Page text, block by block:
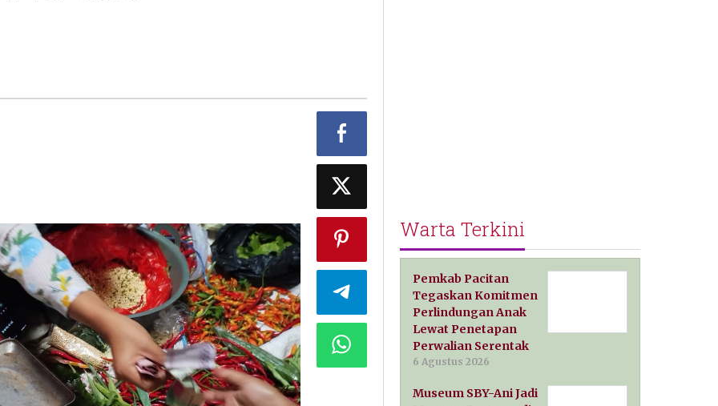
Warta Terkini
Pemkab Pacitan
Tegaskan Komitmen
Perlindungan Anak
Lewat Penetapan
Perwalian Serentak
6 Agustus 2026
Museum SBY-Ani Jadi